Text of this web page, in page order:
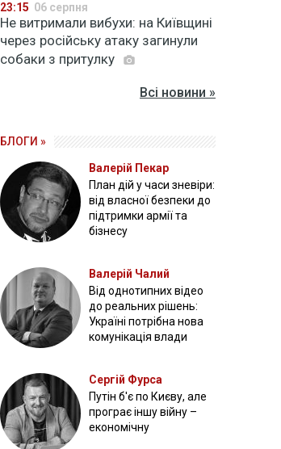
23:15 06 серпня
Не витримали вибухи: на Київщині
через російську атаку загинули
собаки з притулку
Всі новини »
БЛОГИ »
Валерій Пекар
План дій у часи зневіри:
від власної безпеки до
підтримки армії та
бізнесу
Валерій Чалий
Від однотипних відео
до реальних рішень:
Україні потрібна нова
комунікація влади
Сергій Фурса
Путін б'є по Києву, але
програє іншу війну –
економічну